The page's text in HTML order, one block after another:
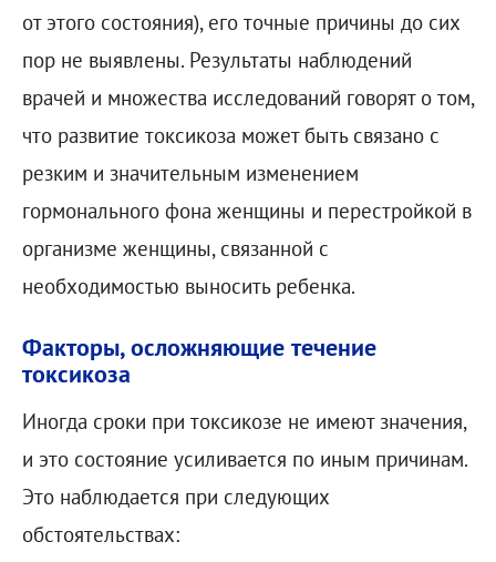
от этого состояния), его точные причины до сих
пор не выявлены. Результаты наблюдений
врачей и множества исследований говорят о том,
что развитие токсикоза может быть связано с
резким и значительным изменением
гормонального фона женщины и перестройкой в
организме женщины, связанной с
необходимостью выносить ребенка.
Факторы, осложняющие течение
токсикоза
Иногда сроки при токсикозе не имеют значения,
и это состояние усиливается по иным причинам.
Это наблюдается при следующих
обстоятельствах: